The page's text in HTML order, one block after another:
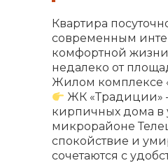
Квартира
современным
комфортной
недалеко от
Жилом комплексе
ЖК «Традиции»
кирпичных дома в
микрорайоне
спокойствие и
сочетаются с